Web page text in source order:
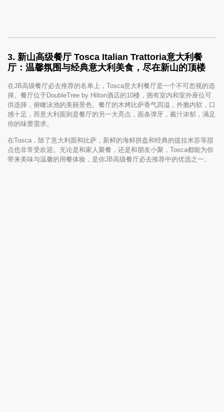
3. 新山高级餐厅 Tosca Italian Trattoria意大利餐
厅：温馨氛围与经典意大利美食，尽在新山的顶楼
在JB高级餐厅必去推荐的名单上，Tosca意大利餐厅是一个不可忽视的选
择。餐厅位于DoubleTree by Hilton酒店的10楼，拥有室内和室外座位可
供选择，俯瞰泳池的美丽景色。餐厅的木烤比萨香气四溢，外脆内软，口
感十足，而意大利面则是餐厅的另一大亮点，面条弹牙，酱汁浓郁，满足
你的味蕾需求。
在Tosca，除了意大利面和比萨，新鲜的海鲜拼盘和经典的提拉米苏等甜
点也非常受欢迎。无论是和家人聚餐，还是和朋友小聚，Tosca都能为你
带来美味与温馨的用餐体验，是你JB高级餐厅必去推荐中的优选之一。